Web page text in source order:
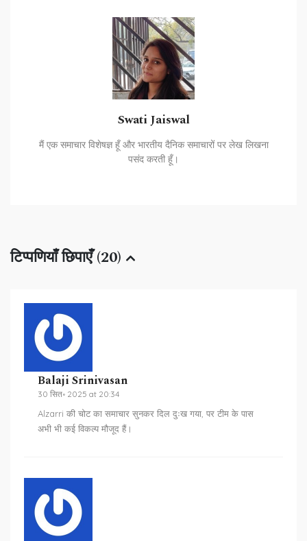
Swati Jaiswal
मैं एक समाचार विशेषज्ञ हूँ और भारतीय दैनिक समाचारों पर लेख लिखना
पसंद करती हूँ।
टिप्पणियाँ छिपाएँ (20)
Balaji Srinivasan
30 सित॰ 2025 at 20:34
Alzarri की चोट का समाचार सुनकर दिल दुःख गया, पर टीम के पास
अभी भी कई विकल्प मौजूद हैं।